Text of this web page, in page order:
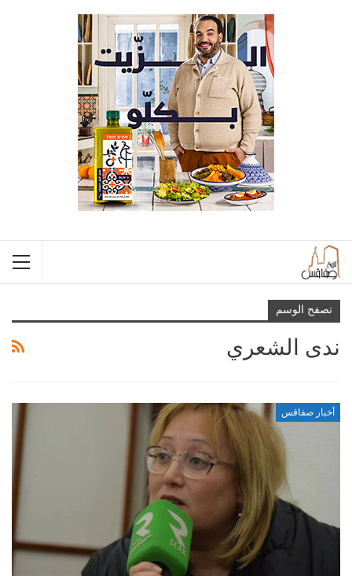
تصفح الوسم
ندى الشعري
أخبار صفاقس